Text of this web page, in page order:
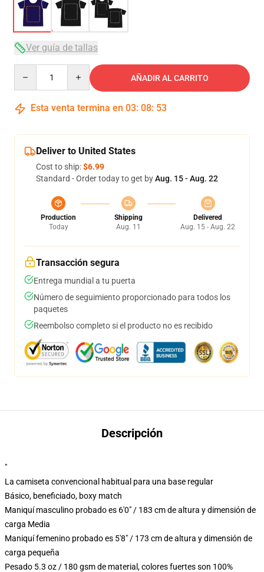
Ver guía de tallas
AÑADIR AL CARRITO
Esta venta termina en 03: 08: 53
Deliver to United States
Cost to ship:$6.99
Standard - Order today to get byAug. 15 - Aug. 22
Production
Today
Shipping
Aug. 11
Delivered
Aug. 15 - Aug. 22
Transacción segura
Entrega mundial a tu puerta
Número de seguimiento proporcionado para todos los
paquetes
Reembolso completo si el producto no es recibido
Descripción
"
La camiseta convencional habitual para una base regular
Básico, beneficiado, boxy match
Maniquí masculino probado es 6'0" / 183 cm de altura y dimensión de
carga Media
Maniquí femenino probado es 5'8" / 173 cm de altura y dimensión de
carga pequeña
Pesado 5.3 oz / 180 gsm de material, colores fuertes son 100%